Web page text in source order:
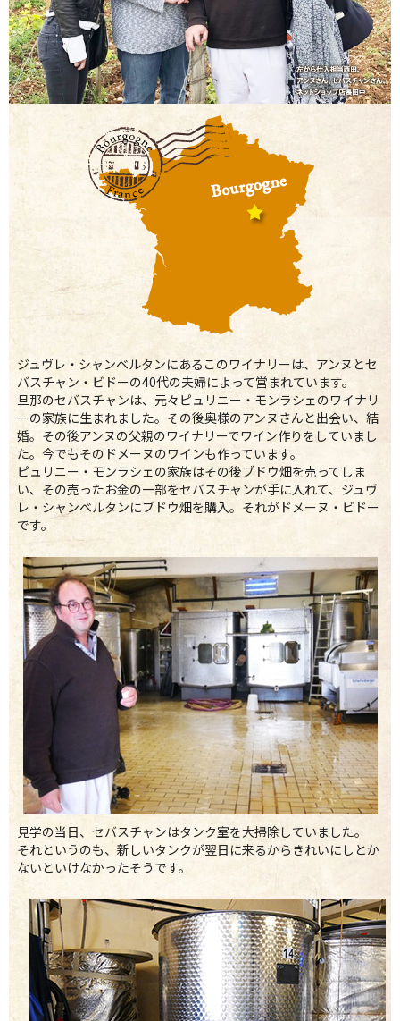
ジュヴレ・シャンベルタンにあるこのワイナリーは、アンヌとセ
バスチャン・ビドーの40代の夫婦によって営まれています。
旦那のセバスチャンは、元々ピュリニー・モンラシェのワイナリ
ーの家族に生まれました。その後奥様のアンヌさんと出会い、結
婚。その後アンヌの父親のワイナリーでワイン作りをしていまし
た。今でもそのドメーヌのワインも作っています。
ピュリニー・モンラシェの家族はその後ブドウ畑を売ってしま
い、その売ったお金の一部をセバスチャンが手に入れて、ジュヴ
レ・シャンベルタンにブドウ畑を購入。それがドメーヌ・ビドー
です。
見学の当日、セバスチャンはタンク室を大掃除していました。
それというのも、新しいタンクが翌日に来るからきれいにしとか
ないといけなかったそうです。